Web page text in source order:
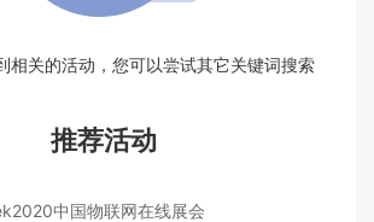
相关的活动，您可以尝试其它关键词搜索
推荐活动
中国物联网在线展会